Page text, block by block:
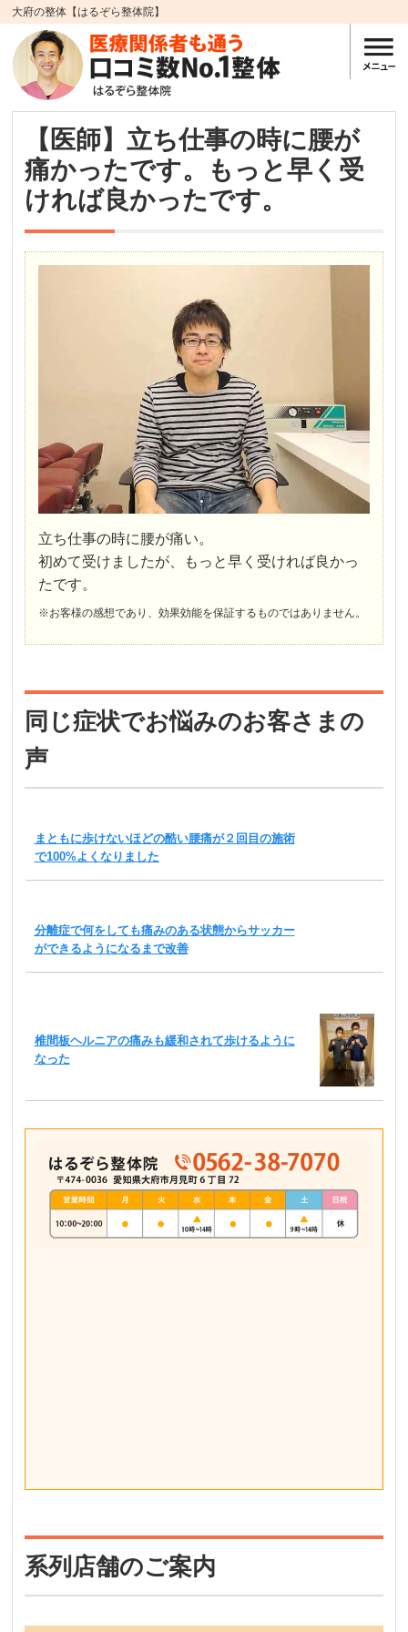
大府の整体【はるぞら整体院】
【医師】立ち仕事の時に腰が
痛かったです。もっと早く受
ければ良かったです。
立ち仕事の時に腰が痛い。
初めて受けましたが、もっと早く受ければ良かっ
たです。
※お客様の感想であり、効果効能を保証するものではありません。
同じ症状でお悩みのお客さまの
声
まともに歩けないほどの酷い腰痛が２回目の施術
で100%よくなりました
分離症で何をしても痛みのある状態からサッカー
ができるようになるまで改善
椎間板ヘルニアの痛みも緩和されて歩けるように
なった
系列店舗のご案内